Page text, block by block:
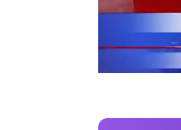
/